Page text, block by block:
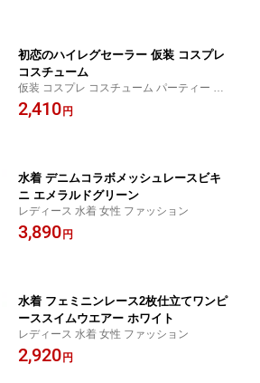
初恋のハイレグセーラー 仮装 コスプレ
コスチューム
仮装 コスプレ コスチューム パーティー ハ
ロウィン パーティーグッズ 宴会 イベント
2,410円
水着 デニムコラボメッシュレースビキ
ニ エメラルドグリーン
レディース 水着 女性 ファッション
3,890円
水着 フェミニンレース2枚仕立てワンピ
ーススイムウエアー ホワイト
レディース 水着 女性 ファッション
2,920円